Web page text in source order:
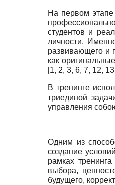
На первом этапе
студентов и
личности.
развивающего и
как
[1, 2, 3, 6, 7, 12,
В тренинге
триединой
управления
Одним из
создание
рамках
выбора,
будущего,